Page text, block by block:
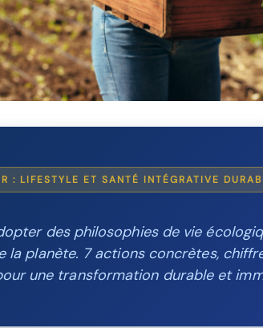
: LIFESTYLE ET SANTÉ INTÉGRATIVE
des philosophies de vie
la planète. 7 actions concrètes,
une transformation durable et